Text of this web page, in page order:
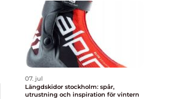
07. jul
Längdskidor stockholm: spår,
utrustning och inspiration för vintern